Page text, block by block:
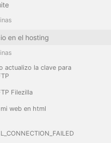
en el hosting
actualizo la clave para
Filezilla
web en html